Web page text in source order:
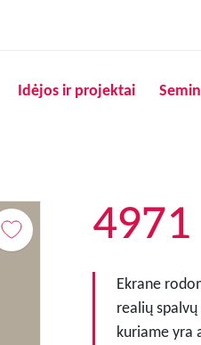
Idėjos ir projektai
4971
Ekrane
realių
kuriame yra